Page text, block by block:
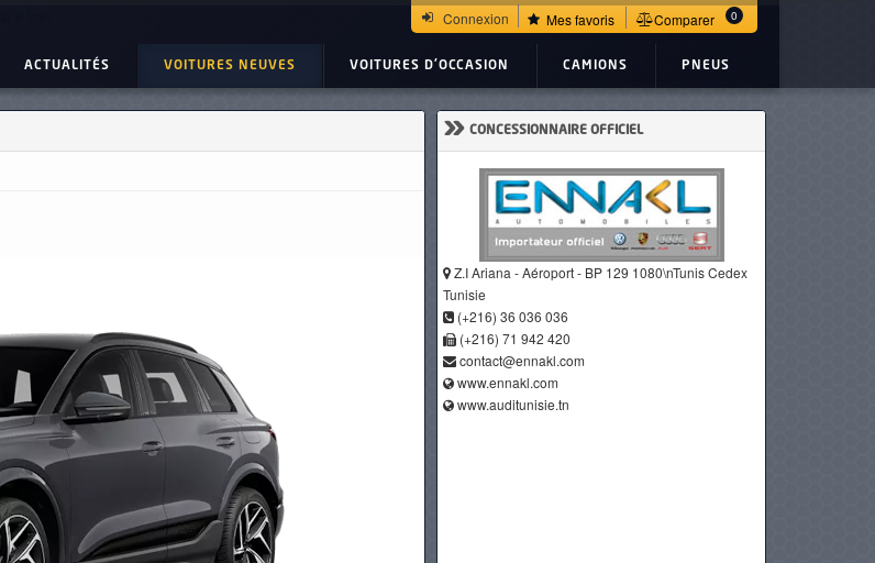
Connexion Mes favoris Comparer 0
ACTUALITÉS VOITURES NEUVES VOITURES D'OCCASION CAMIONS PNEUS
» CONCESSIONNAIRE OFFICIEL
Z.I Ariana - Aéroport - BP 129 1080\nTunis Cedex
Tunisie
(+216) 36 036 036
(+216) 71 942 420
contact@ennakl.com
www.ennakl.com
www.auditunisie.tn